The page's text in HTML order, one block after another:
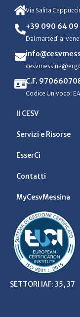
Via Salita
+39 090 64 09
Dal martedì al
C.F.
Codice Univoco:
Il CESV
Servizi e Risorse
EsserCi
Contatti
MyCesvMessina
SETTORI IAF: 35, 37